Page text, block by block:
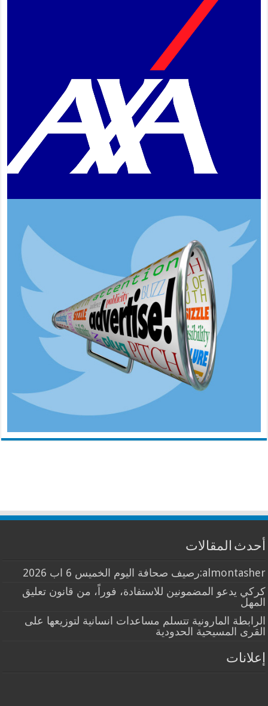
أحدث المقالات
almontasher:رصيف صحافة اليوم الخميس 6 اب 2026
كركي يدعو المضمونين للاستفادة، فوراً، من قانون تعليق
المهل
الرابطة المارونية تتسلم مساعدات انسانية لتوزيعها على
القرى المسيحية الحدودية
إعلانات